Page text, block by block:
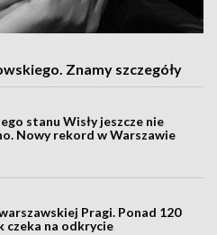
Znamy szczegóły
stanu Wisły jeszcze nie
Nowy rekord w Warszawie
Pragi. Ponad 120
czeka na odkrycie